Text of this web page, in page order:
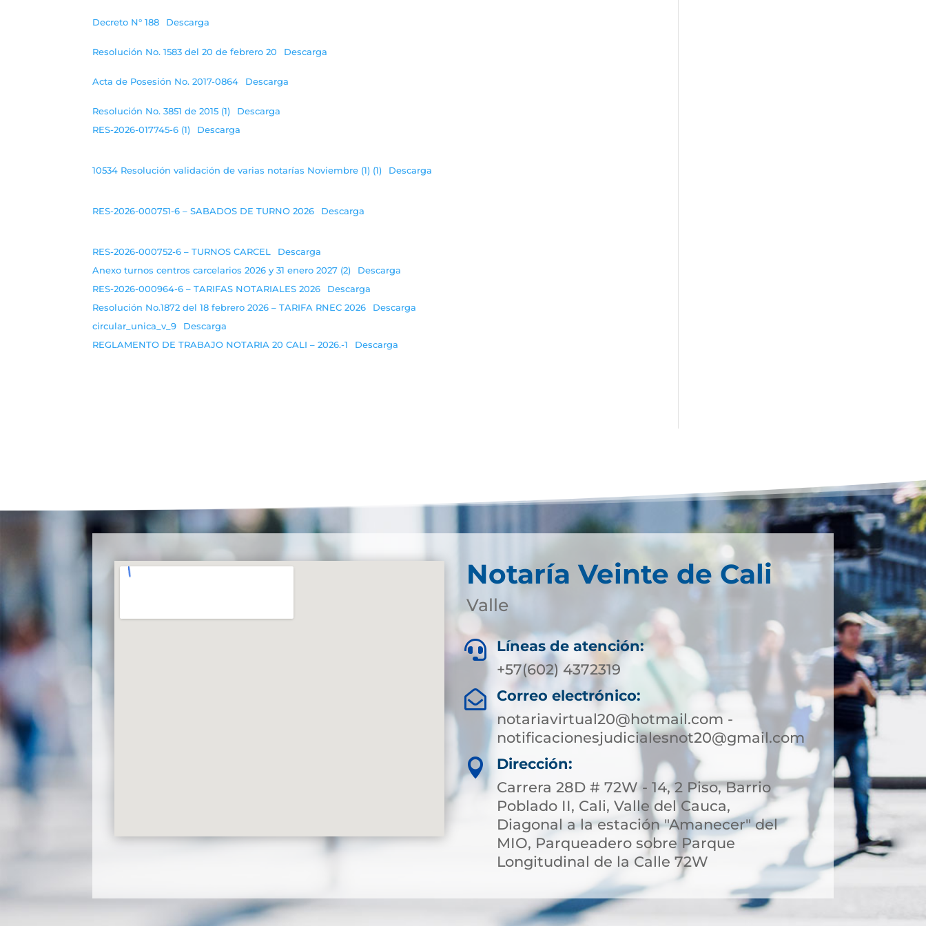
Decreto N° 188 Descarga
Resolución No. 1583 del 20 de febrero 20 Descarga
Acta de Posesión No. 2017-0864 Descarga
Resolución No. 3851 de 2015 (1)
Descarga
RES-2026-017745-6 (1)
Descarga
10534 Resolución validación de varias notarías Noviembre (1) (1) Descarga
RES-2026-000751-6 – SABADOS DE TURNO 2026 Descarga
RES-2026-000752-6 – TURNOS CARCEL
Descarga
Anexo turnos centros carcelarios 2026 y 31 enero 2027 (2)
Descarga
RES-2026-000964-6 – TARIFAS NOTARIALES 2026
Descarga
Resolución No.1872 del 18 febrero 2026 – TARIFA RNEC 2026
Descarga
circular_unica_v_9
Descarga
REGLAMENTO DE TRABAJO NOTARIA 20 CALI – 2026.-1
Descarga
Notaría Veinte de Cali
Valle

Líneas de atención:
+57(602) 4372319

Correo electrónico:
notariavirtual20@hotmail.com -
notificacionesjudicialesnot20@gmail.com

Dirección:
Carrera 28D # 72W - 14, 2 Piso, Barrio
Poblado II, Cali, Valle del Cauca,
Diagonal a la estación "Amanecer" del
MIO, Parqueadero sobre Parque
Longitudinal de la Calle 72W